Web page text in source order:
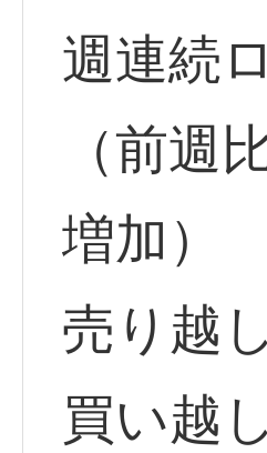
週連続
（前
増加）
売り越
買い越